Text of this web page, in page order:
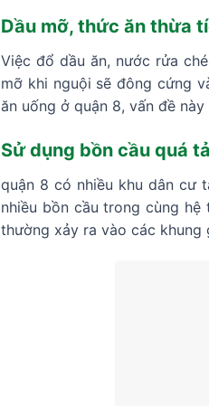
Dầu mỡ, thức ăn thừa
Việc đổ dầu ăn, nước rửa
mỡ khi nguội sẽ đông cứng
ăn uống ở quận 8, vấn đề
Sử dụng bồn cầu quá
quận 8 có nhiều khu dân cư
nhiều bồn cầu trong cùng
thường xảy ra vào các khung